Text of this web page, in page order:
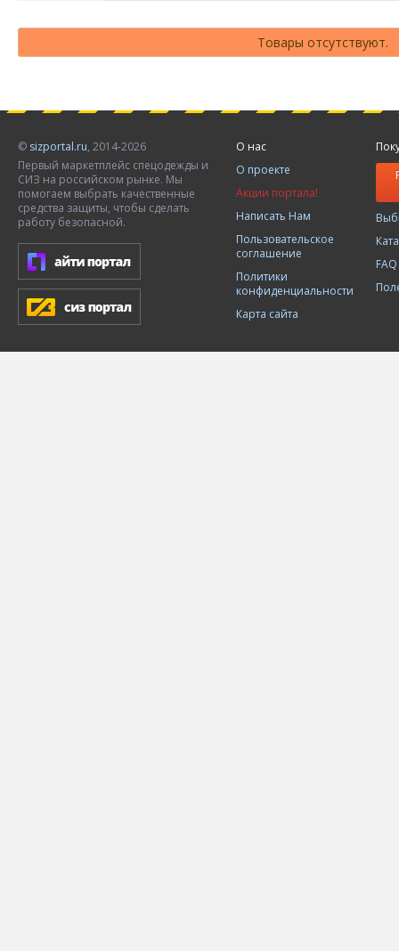
Товары отсутствуют.
© sizportal.ru, 2014-2026
Первый маркетплейс спецодежды и
СИЗ на российском рынке. Мы
помогаем выбрать качественные
средства защиты, чтобы сделать
работу безопасной.
О нас
О проекте
Акции портала!
Написать Нам
Пользовательское
соглашение
Политики
конфиденциальности
Карта сайта
FAQ